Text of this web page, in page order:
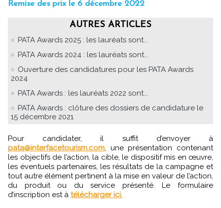
Remise des prix le 6 décembre 2022
AUTRES ARTICLES
PATA Awards 2025 : les lauréats sont...
PATA Awards 2024 : les lauréats sont...
Ouverture des candidatures pour les PATA Awards
2024
PATA Awards : les lauréats 2022 sont...
PATA Awards : clôture des dossiers de candidature le
15 décembre 2021
Pour candidater, il suffit d’envoyer à
pata@interfacetourism.com , une présentation contenant
les objectifs de l’action, la cible, le dispositif mis en œuvre,
les éventuels partenaires, les résultats de la campagne et
tout autre élément pertinent à la mise en valeur de l’action,
du produit ou du service présenté. Le formulaire
d’inscription est à télécharger ici.